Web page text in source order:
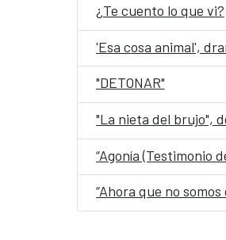
¿Te cuento lo que vi?
'Esa cosa animal',
"DETONAR"
"La nieta del brujo",
“Agonía (Testimonio
“Ahora que no